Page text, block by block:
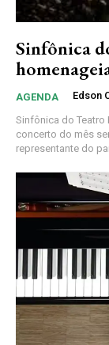
Sinfônica
AGENDA Edson
Sinfônica do Teatro
concerto do mês
representante do